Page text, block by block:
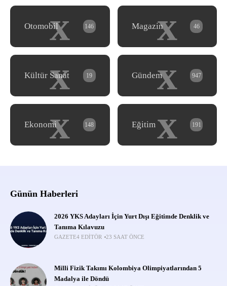
x
Otomobil 146 x
Magazin 46
x
Kültür Sanat 19 x
Gündem 947
x
Ekonomi 148 x
Eğitim 191
Günün Haberleri
2026 YKS Adayları İçin Yurt Dışı Eğitimde Denklik ve
Tanıma Kılavuzu
GAZETE4 EDITÖR 23 SAAT ÖNCE
Milli Fizik Takımı Kolombiya Olimpiyatlarından 5
Madalya ile Döndü